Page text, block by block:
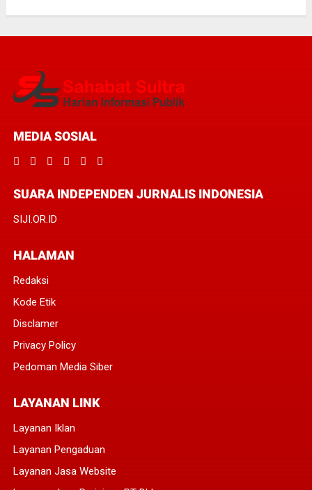
MEDIA SOSIAL
SUARA INDEPENDEN JURNALIS INDONESIA
SIJI.OR.ID
HALAMAN
Redaksi
Kode Etik
Disclamer
Privacy Policy
Pedoman Media Siber
LAYANAN LINK
Layanan Iklan
Layanan Pengaduan
Layanan Jasa Website